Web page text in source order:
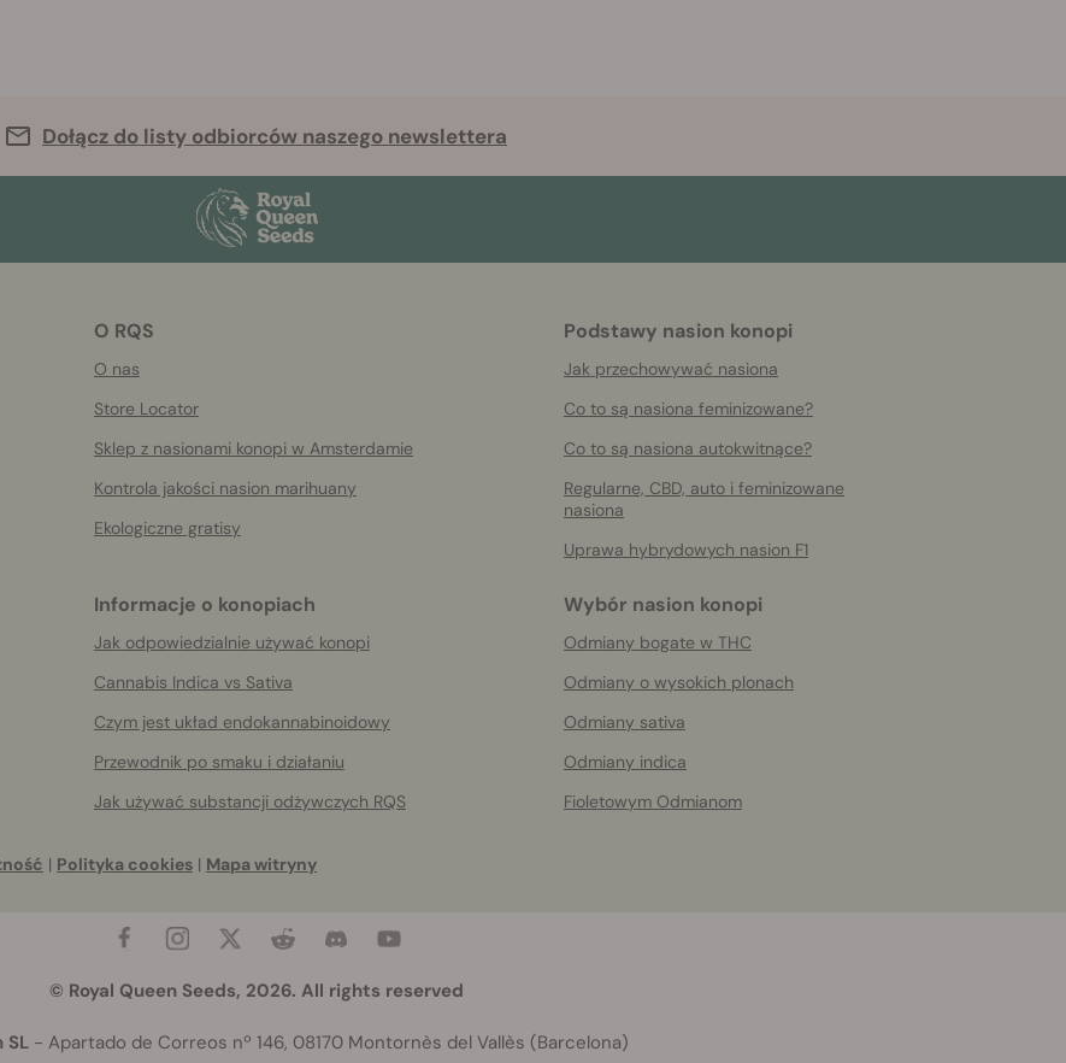
Dołącz do listy odbiorców naszego newslettera
O RQS
O nas
Store Locator
Sklep z nasionami konopi w Amsterdamie
Kontrola jakości nasion marihuany
Ekologiczne gratisy
Podstawy nasion konopi
Jak przechowywać nasiona
Co to są nasiona feminizowane?
Co to są nasiona autokwitnące?
Regularne, CBD, auto i feminizowane
nasiona
Uprawa hybrydowych nasion F1
Informacje o konopiach
Jak odpowiedzialnie używać konopi
Cannabis Indica vs Sativa
Czym jest układ endokannabinoidowy
Przewodnik po smaku i działaniu
Jak używać substancji odżywczych RQS
Wybór nasion konopi
Odmiany bogate w THC
Odmiany o wysokich plonach
Odmiany sativa
Odmiany indica
Fioletowym Odmianom
| Polityka cookies | Mapa witryny
© Royal Queen Seeds, 2026. All rights reserved
SL - Apartado de Correos nº 146, 08170 Montornès del Vallès (Barcelona)